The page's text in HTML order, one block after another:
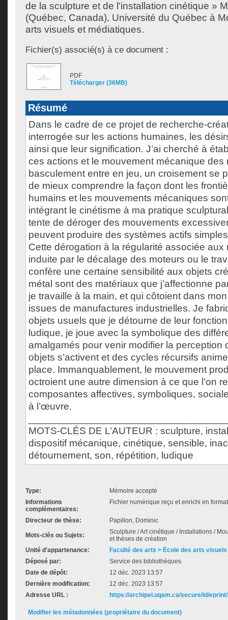
de la sculpture et de l'installation cinétique »
(Québec, Canada), Université du Québec à
arts visuels et médiatiques.
Fichier(s) associé(s) à ce document :
PDF
Télécharger (36MB)
Résumé
Dans le cadre de ce projet de recherche-
interrogée sur les actions humaines, les
ainsi que leur signification. J’ai cherché à
ces actions et le mouvement mécanique des
basculement entre en jeu, un croisement se
de mieux comprendre la façon dont les
humains et les mouvements mécaniques
intégrant le cinétisme à ma pratique
tente de déroger des mouvements
peuvent produire des systèmes actifs
Cette dérogation à la régularité associée aux
induite par le décalage des moteurs ou le
confère une certaine sensibilité aux objets
métal sont des matériaux que j’affectionne
je travaille à la main, et qui côtoient dans
issues de manufactures industrielles. Je
objets usuels que je détourne de leur
ludique, je joue avec la symbolique des
amalgamés pour venir modifier la perception
objets s’activent et des cycles récursifs
place. Immanquablement, le mouvement
octroient une autre dimension à ce que l’on
composantes affectives, symboliques,
à l’œuvre.
MOTS-CLÉS DE L’AUTEUR : sculpture,
dispositif mécanique, cinétique, sensible,
détournement, son, répétition, ludique
Type:
Mémoire accepté
Informations
complémentaires:
Fichier numérique reçu et enrichi en
Directeur de thèse: Papillon, Dominic
Mots-clés ou Sujets:
Sculpture / Art cinétique / Installations /
et thèses de création
Unité d'appartenance:
Faculté des arts > École des arts
Déposé par:
Service des bibliothèques
Date de dépôt:
12 déc. 2023 13:57
Dernière modification:
12 déc. 2023 13:57
Adresse URL :
https://archipel.uqam.ca/secure/id/
Modifier les métadonnées (propriétaire du document)